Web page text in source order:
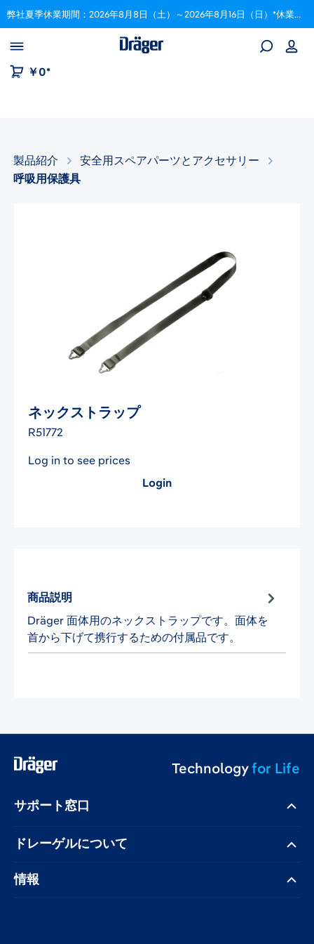
to B2B platform navigation 弊社夏季休業期間：2026年8月8日（土）～2026年8月16日（日）*休業期間中にいただいたご注文は、8月17日以降順次対応いたします。
￥0*
製品紹介
安全用スペアパーツとアクセサリー​
呼吸用保護具​
ネックストラップ
R51772
Log in to see prices
Login
商品説明
Dräger 面体用のネックストラップです。面体を
首から下げて携行するための付属品です。
Technologyfor Life
サポート窓口
ドレーゲル​について
情報